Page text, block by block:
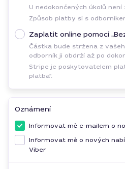
U nedokončených úkolů
Způsob platby si s
Zaplatit online pomocí
Částka bude stržena z
odborník ji obdrží až po
Stripe je poskytovatelem
platba“.
Oznámení
Informovat mě e-mailem o
Informovat mě o nových
Viber